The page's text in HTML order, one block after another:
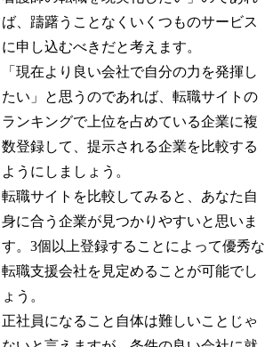
ば、躊躇うことなくいくつものサービス
に申し込むべきだと考えます。
「現在より良い会社で自分の力を発揮し
たい」と思うのであれば、転職サイトの
ランキングで上位を占めている企業に複
数登録して、提示される企業を比較する
ようにしましょう。
転職サイトを比較してみると、あなた自
身に合う企業が見つかりやすいと思いま
す。3個以上登録することによって優秀な
転職支援会社を見定めることが可能でし
ょう。
正社員になること自体は難しいことじゃ